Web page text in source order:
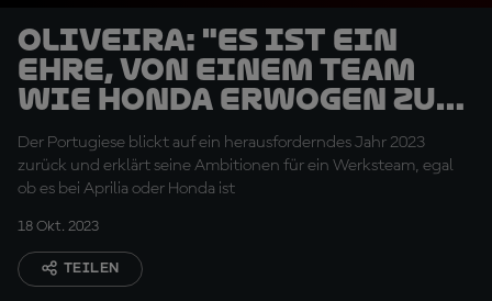
Oliveira: "Es ist ein
Ehre, von einem Team
wie Honda erwogen zu
werden"
Der Portugiese blickt auf ein herausforderndes Jahr 2023
zurück und erklärt seine Ambitionen für ein Werksteam, egal
ob es bei Aprilia oder Honda ist
18 Okt. 2023
TEILEN